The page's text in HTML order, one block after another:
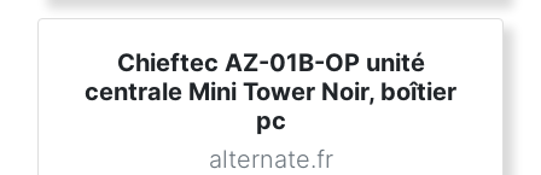
Chieftec AZ-01B-OP unité
centrale Mini Tower Noir, boîtier
pc
alternate.fr